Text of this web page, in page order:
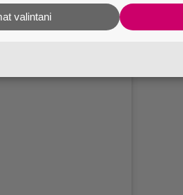
valintani